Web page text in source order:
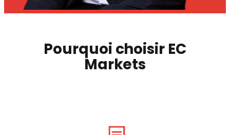
Pourquoi choisir EC
Markets